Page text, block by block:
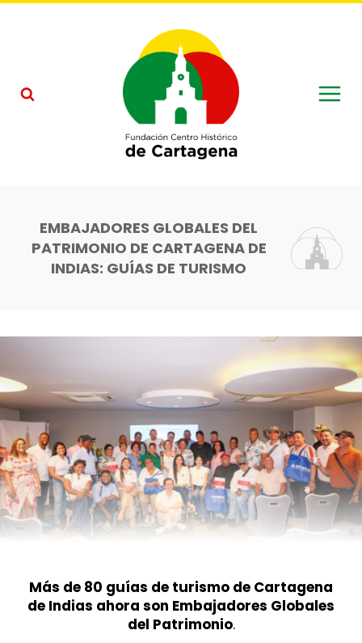
Saltar
EMBAJADORES GLOBALES DEL
PATRIMONIO DE CARTAGENA DE
INDIAS: GUÍAS DE TURISMO
Más de 80 guías de turismo de Cartagena
de Indias ahora son Embajadores Globales
del Patrimonio.